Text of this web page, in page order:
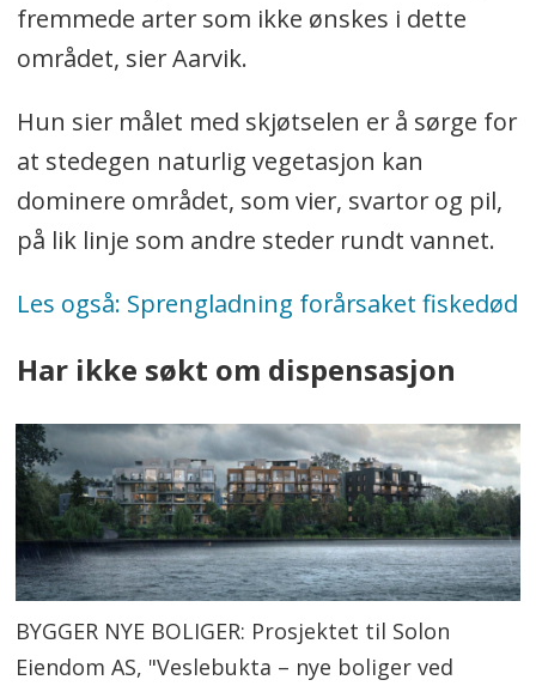
fremmede arter som ikke ønskes i dette
området, sier Aarvik.
Hun sier målet med skjøtselen er å sørge for
at stedegen naturlig vegetasjon kan
dominere området, som vier, svartor og pil,
på lik linje som andre steder rundt vannet.
Les også: Sprengladning forårsaket fiskedød
Har ikke søkt om dispensasjon
BYGGER NYE BOLIGER: Prosjektet til Solon
Eiendom AS, "Veslebukta – nye boliger ved